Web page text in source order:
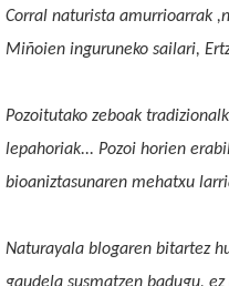
Corral naturista amurrioarrak
Miñoien inguruneko sailari,
Pozoitutako zeboak
lepahoriak... Pozoi horien
bioaniztasunaren mehatxu
Naturayala blogaren bitartez